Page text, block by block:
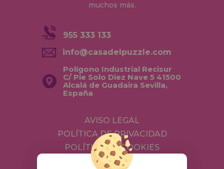
muchos más.
955 333 133
info@casadelpuzzle.com
Polígono Industrial Recisur
C/ Pie Solo Diez Nave 5 41500
Alcalá de Guadaira Sevilla,
España
AVISO LEGAL
POLÍTICA DE PRIVACIDAD
POLÍTICA DE COOKIES
ENVÍOS Y DEVOLUCIONES